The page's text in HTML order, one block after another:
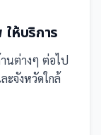
ให้บริการ
นต่างๆ ต่อไป
ะจังหวัดใกล้